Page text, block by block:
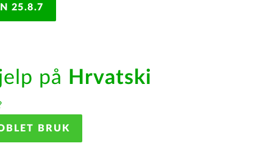
25.8.7
på Hrvatski
BRUK